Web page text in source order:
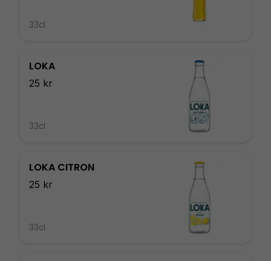
33cl
LOKA
25 kr
33cl
LOKA CITRON
25 kr
33cl